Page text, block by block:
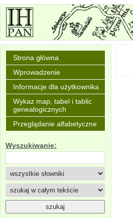
Strona główna
Wprowadzenie
Informacje dla użytkownika
Wykaz map, tabel i tablic
genealogicznych
Przeglądanie alfabetyczne
Wyszukiwanie: